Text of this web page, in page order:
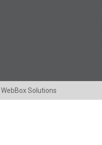
WebBox Solutions